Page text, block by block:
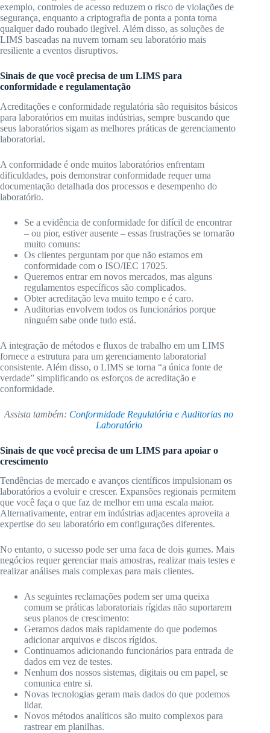
exemplo, controles de acesso reduzem o risco de violações de
segurança, enquanto a criptografia de ponta a ponta torna
qualquer dado roubado ilegível. Além disso, as soluções de
LIMS baseadas na nuvem tornam seu laboratório mais
resiliente a eventos disruptivos.
Sinais de que você precisa de um LIMS para
conformidade e regulamentação
Acreditações e conformidade regulatória são requisitos básicos
para laboratórios em muitas indústrias, sempre buscando que
seus laboratórios sigam as melhores práticas de gerenciamento
laboratorial.
A conformidade é onde muitos laboratórios enfrentam
dificuldades, pois demonstrar conformidade requer uma
documentação detalhada dos processos e desempenho do
laboratório.
Se a evidência de conformidade for difícil de encontrar
– ou pior, estiver ausente – essas frustrações se tornarão
muito comuns:
Os clientes perguntam por que não estamos em
conformidade com o ISO/IEC 17025.
Queremos entrar em novos mercados, mas alguns
regulamentos específicos são complicados.
Obter acreditação leva muito tempo e é caro.
Auditorias envolvem todos os funcionários porque
ninguém sabe onde tudo está.
A integração de métodos e fluxos de trabalho em um LIMS
fornece a estrutura para um gerenciamento laboratorial
consistente. Além disso, o LIMS se torna “a única fonte de
verdade” simplificando os esforços de acreditação e
conformidade.
Assista também: Conformidade Regulatória e Auditorias no
Laboratório
Sinais de que você precisa de um LIMS para apoiar o
crescimento
Tendências de mercado e avanços científicos impulsionam os
laboratórios a evoluir e crescer. Expansões regionais permitem
que você faça o que faz de melhor em uma escala maior.
Alternativamente, entrar em indústrias adjacentes aproveita a
expertise do seu laboratório em configurações diferentes.
No entanto, o sucesso pode ser uma faca de dois gumes. Mais
negócios requer gerenciar mais amostras, realizar mais testes e
realizar análises mais complexas para mais clientes.
As seguintes reclamações podem ser uma queixa
comum se práticas laboratoriais rígidas não suportarem
seus planos de crescimento:
Geramos dados mais rapidamente do que podemos
adicionar arquivos e discos rígidos.
Continuamos adicionando funcionários para entrada de
dados em vez de testes.
Nenhum dos nossos sistemas, digitais ou em papel, se
comunica entre si.
Novas tecnologias geram mais dados do que podemos
lidar.
Novos métodos analíticos são muito complexos para
rastrear em planilhas.